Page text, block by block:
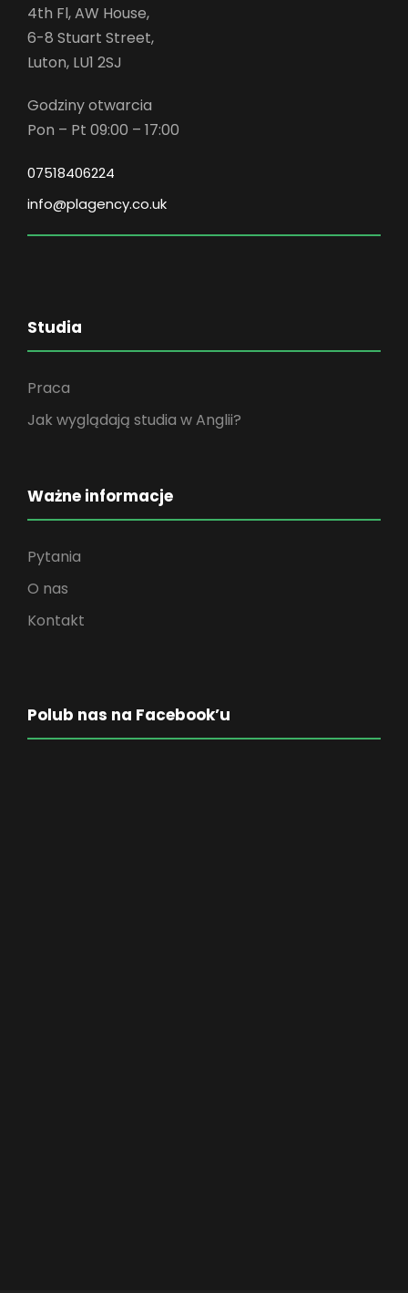
4th Fl, AW House,
6-8 Stuart Street,
Luton, LU1 2SJ
Godziny otwarcia
Pon – Pt 09:00 – 17:00
07518406224
info@plagency.co.uk
Studia
Praca
Jak wyglądają studia w Anglii?
Ważne informacje
Pytania
O nas
Kontakt
Polub nas na Facebook’u